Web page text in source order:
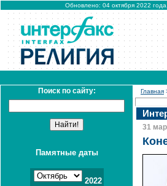
Обновлено: 04 октября 2022
Поиск по сайту:
Памятные даты
2022
Главная
31